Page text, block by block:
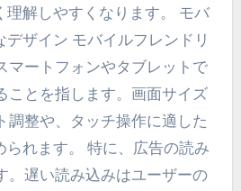
理解しやすくなります。 モバ
ザイン モバイルフレンドリ
マートフォンやタブレットで
ことを指します。画面サイズ
調整や、タッチ操作に適した
られます。 特に、広告の読み
。遅い読み込みはユーザーの